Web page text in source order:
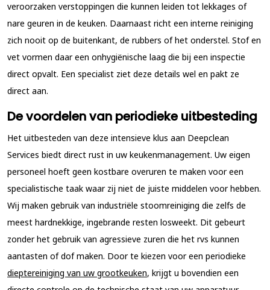
veroorzaken verstoppingen die kunnen leiden tot lekkages of
nare geuren in de keuken. Daarnaast richt een interne reiniging
zich nooit op de buitenkant, de rubbers of het onderstel. Stof en
vet vormen daar een onhygiënische laag die bij een inspectie
direct opvalt. Een specialist ziet deze details wel en pakt ze
direct aan.
De voordelen van periodieke uitbesteding
Het uitbesteden van deze intensieve klus aan Deepclean
Services biedt direct rust in uw keukenmanagement. Uw eigen
personeel hoeft geen kostbare overuren te maken voor een
specialistische taak waar zij niet de juiste middelen voor hebben.
Wij maken gebruik van industriële stoomreiniging die zelfs de
meest hardnekkige, ingebrande resten losweekt. Dit gebeurt
zonder het gebruik van agressieve zuren die het rvs kunnen
aantasten of dof maken. Door te kiezen voor een periodieke
dieptereiniging van uw grootkeuken, krijgt u bovendien een